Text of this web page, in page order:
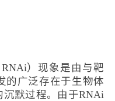
）现象是由与靶
的广泛存在于生物体
默过程。由于RNAi